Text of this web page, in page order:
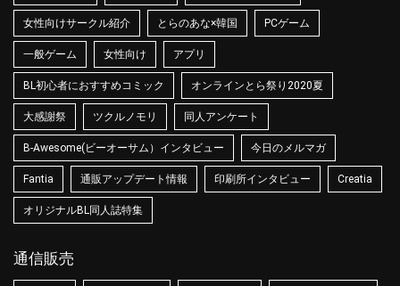
女性向けサークル紹介 とらのあな×韓国 PCゲーム
一般ゲーム 女性向け アプリ
BL初心者におすすめコミック オンラインとら祭り2020夏
大感謝祭 ツクルノモリ 同人アンケート
B-Awesome(ビーオーサム）インタビュー 今日のメルマガ
Fantia 通販アップデート情報 印刷所インタビュー Creatia
オリジナルBL同人誌特集
通信販売